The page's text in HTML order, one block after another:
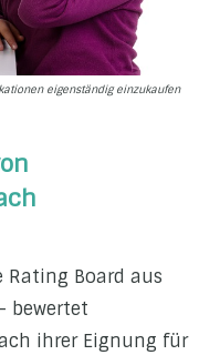
eigenständig einzukaufen
Rating Board aus
bewertet
ihrer Eignung für